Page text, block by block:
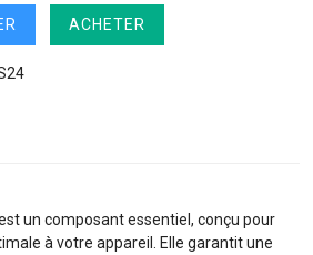
ACHETER
un composant essentiel, conçu pour
à votre appareil. Elle garantit une